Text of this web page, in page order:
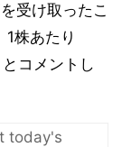
受け取ったこ
株あたり
コメントし
today's